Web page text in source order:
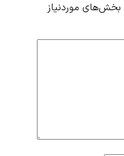
بخش‌های موردنیاز